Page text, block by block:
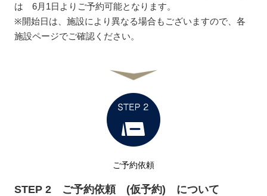
は 6月1日よりご予約可能となります。
※開始日は、施設により異なる場合もございますので、各
施設ページでご確認ください。
ご予約依頼
STEP 2 ご予約依頼 (仮予約) について